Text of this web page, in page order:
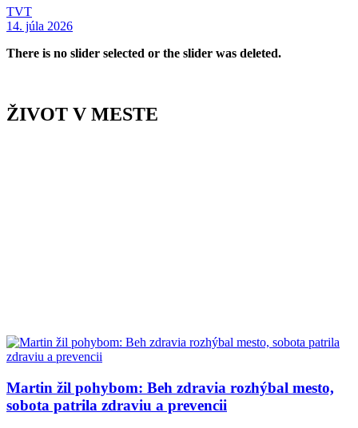
TVT
14. júla 2026
There is no slider selected or the slider was deleted.
ŽIVOT V MESTE
Martin žil pohybom: Beh zdravia rozhýbal mesto,
sobota patrila zdraviu a prevencii